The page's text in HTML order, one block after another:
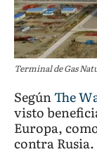
Terminal de Gas
SegúnThe
visto
Europa,
contra Rusia.